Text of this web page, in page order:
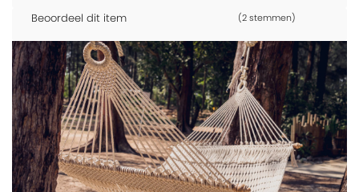
Beoordeel dit item (2 stemmen)